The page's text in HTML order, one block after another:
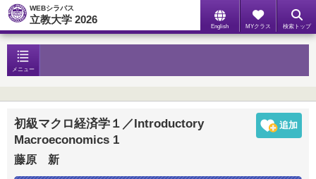
WEBシラバス
立教大学 2026
English MYクラス 検索トップ
メニュー
初級マクロ経済学１／Introductory
Macroeconomics 1
藤原 新